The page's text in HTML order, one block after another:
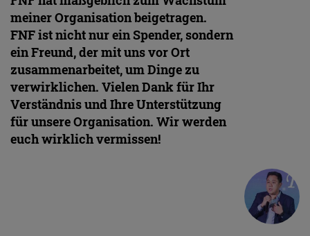
meiner Organisation beigetragen.
FNF ist nicht nur ein Spender, sondern
ein Freund, der mit uns vor Ort
zusammenarbeitet, um Dinge zu
verwirklichen. Vielen Dank für Ihr
Verständnis und Ihre Unterstützung
für unsere Organisation. Wir werden
euch wirklich vermissen!